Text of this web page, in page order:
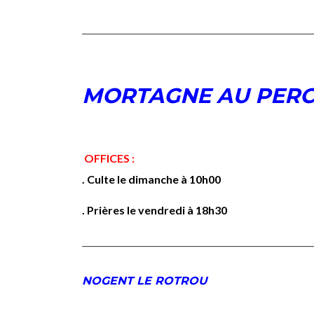
MORTAGNE AU
OFFICES :
. Culte le dimanche à 10h00
. Prières le vendredi à 18h30
NOGENT LE ROTROU